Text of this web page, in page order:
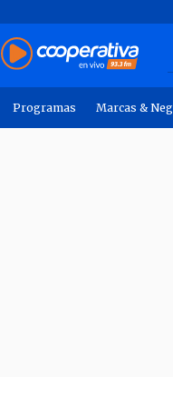
Programas Marcas &